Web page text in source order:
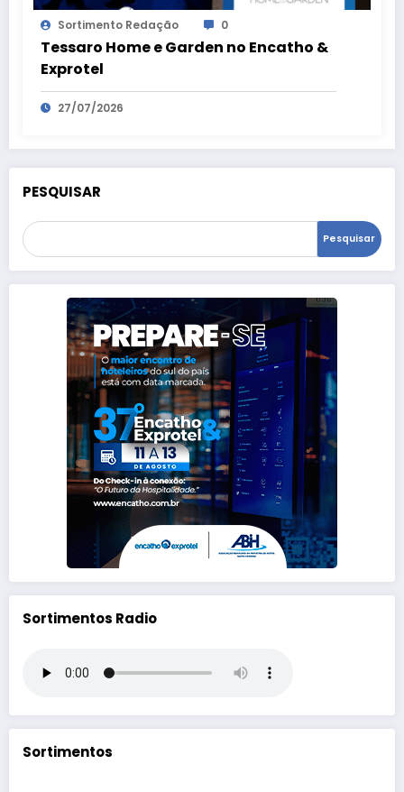
Sortimento Redação 0
Tessaro Home e Garden no Encatho &
Exprotel
27/07/2026
PESQUISAR
Pesquisar
Sortimentos Radio
Sortimentos